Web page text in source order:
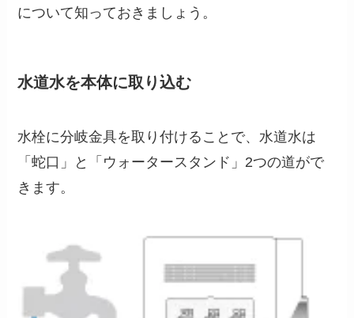
について知っておきましょう。
水道水を本体に取り込む
水栓に分岐金具を取り付けることで、水道水は
「蛇口」と「ウォータースタンド」2つの道がで
きます。